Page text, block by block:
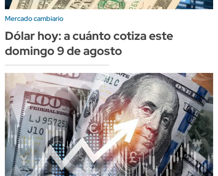
Mercado cambiario
Dólar hoy: a cuánto cotiza este
domingo 9 de agosto